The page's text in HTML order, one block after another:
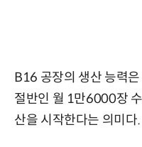
B16 공장의 생산 능력
절반인 월 1만6000장
산을 시작한다는 의미다.